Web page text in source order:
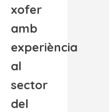
xofer
amb
experiència
al
sector
del